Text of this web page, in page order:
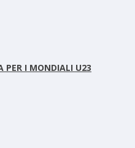
PER I MONDIALI U23